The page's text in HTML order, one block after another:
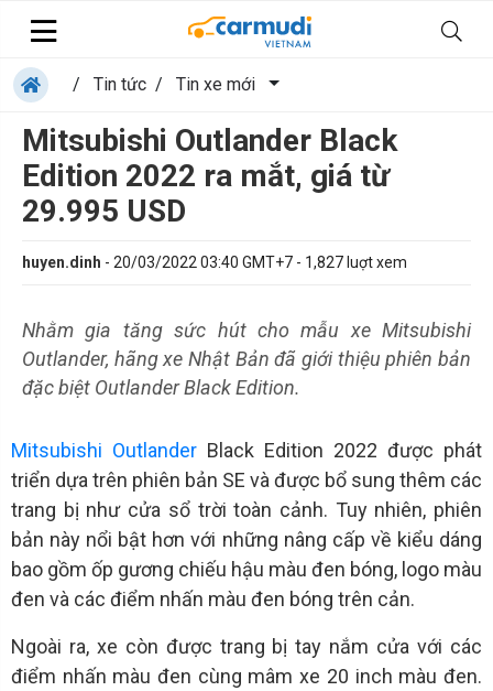
/ Tin tức / Tin xe mới
Mitsubishi Outlander Black
Edition 2022 ra mắt, giá từ
29.995 USD
huyen.dinh - 20/03/2022 03:40 GMT+7 - 1,827 luợt xem
Nhằm gia tăng sức hút cho mẫu xe Mitsubishi
Outlander, hãng xe Nhật Bản đã giới thiệu phiên bản
đặc biệt Outlander Black Edition.
Mitsubishi Outlander Black Edition 2022 được phát
triển dựa trên phiên bản SE và được bổ sung thêm các
trang bị như cửa sổ trời toàn cảnh. Tuy nhiên, phiên
bản này nổi bật hơn với những nâng cấp về kiểu dáng
bao gồm ốp gương chiếu hậu màu đen bóng, logo màu
đen và các điểm nhấn màu đen bóng trên cản.
Ngoài ra, xe còn được trang bị tay nắm cửa với các
điểm nhấn màu đen cùng mâm xe 20 inch màu đen.